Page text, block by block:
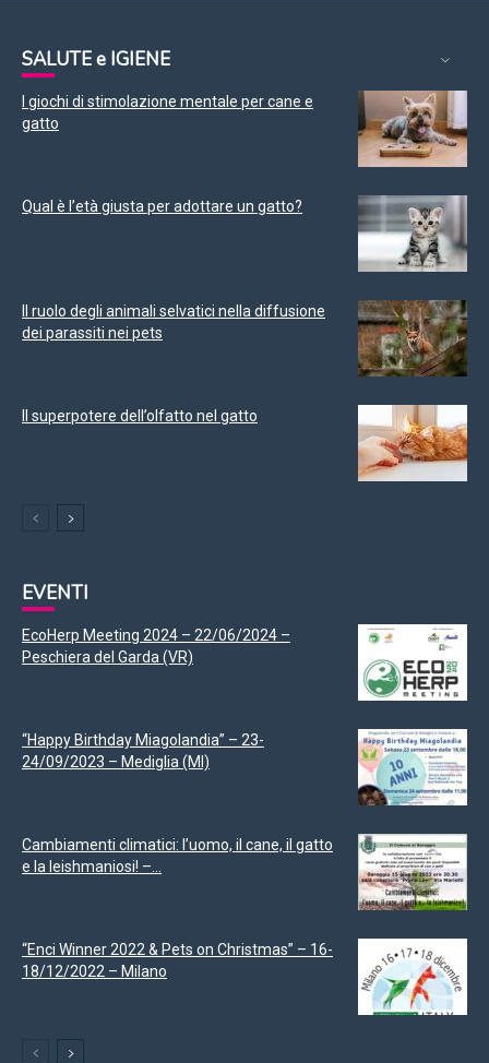
SALUTE e IGIENE
I giochi di stimolazione mentale per cane e
gatto
Qual è l’età giusta per adottare un gatto?
Il ruolo degli animali selvatici nella diffusione
dei parassiti nei pets
Il superpotere dell’olfatto nel gatto
EVENTI
EcoHerp Meeting 2024 – 22/06/2024 –
Peschiera del Garda (VR)
“Happy Birthday Miagolandia” – 23-
24/09/2023 – Mediglia (MI)
Cambiamenti climatici: l’uomo, il cane, il gatto
e la leishmaniosi! –...
“Enci Winner 2022 & Pets on Christmas” – 16-
18/12/2022 – Milano